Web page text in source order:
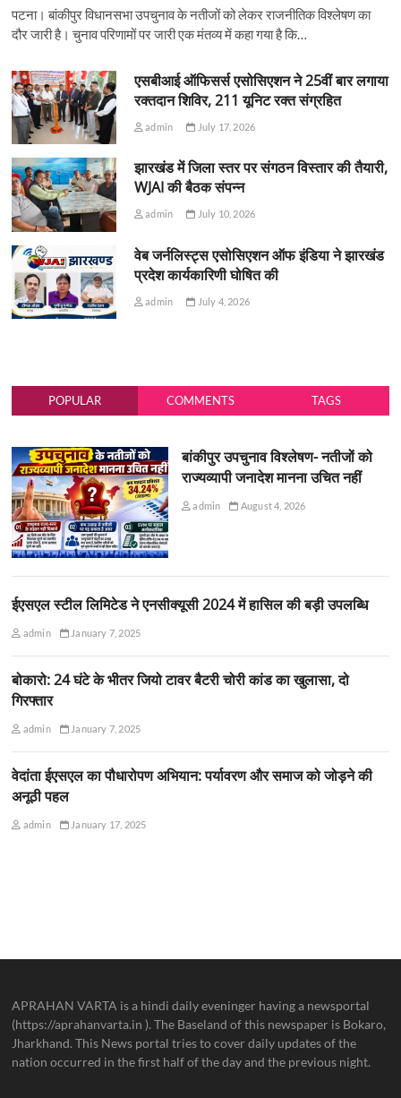
पटना। बांकीपुर विधानसभा उपचुनाव के नतीजों को लेकर राजनीतिक विश्लेषण का
दौर जारी है। चुनाव परिणामों पर जारी एक मंतव्य में कहा गया है कि…
एसबीआई ऑफिसर्स एसोसिएशन ने 25वीं बार लगाया
रक्तदान शिविर, 211 यूनिट रक्त संग्रहित
admin July 17, 2026
झारखंड में जिला स्तर पर संगठन विस्तार की तैयारी,
WJAI की बैठक संपन्न
admin July 10, 2026
वेब जर्नलिस्ट्स एसोसिएशन ऑफ इंडिया ने झारखंड
प्रदेश कार्यकारिणी घोषित की
admin July 4, 2026
POPULAR COMMENTS TAGS
बांकीपुर उपचुनाव विश्लेषण- नतीजों को
राज्यव्यापी जनादेश मानना उचित नहीं
admin August 4, 2026
ईएसएल स्टील लिमिटेड ने एनसीक्यूसी 2024 में हासिल की बड़ी उपलब्धि
admin January 7, 2025
बोकारो: 24 घंटे के भीतर जियो टावर बैटरी चोरी कांड का खुलासा, दो
गिरफ्तार
admin January 7, 2025
वेदांता ईएसएल का पौधारोपण अभियान: पर्यावरण और समाज को जोड़ने की
अनूठी पहल
admin January 17, 2025
APRAHAN VARTA is a hindi daily eveninger having a newsportal
(https://aprahanvarta.in ). The Baseland of this newspaper is Bokaro,
Jharkhand. This News portal tries to cover daily updates of the
nation occurred in the first half of the day and the previous night.